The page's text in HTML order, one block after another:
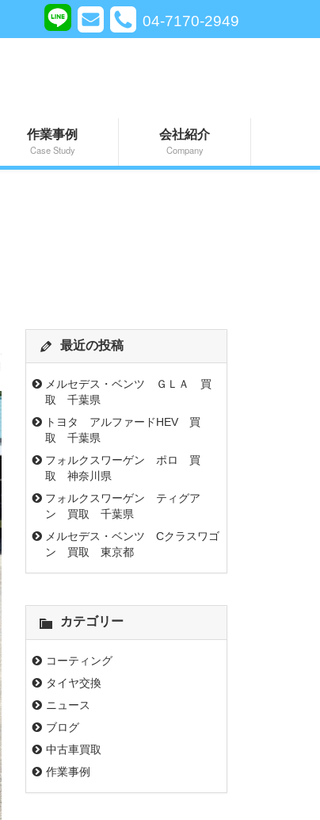
04-7170-2949
作業事例
Case Study
会社紹介
Company
最近の投稿
メルセデス・ベンツ ＧＬＡ 買
取 千葉県
トヨタ アルファードHEV 買
取 千葉県
フォルクスワーゲン ポロ 買
取 神奈川県
フォルクスワーゲン ティグア
ン 買取 千葉県
メルセデス・ベンツ Cクラスワゴ
ン 買取 東京都
カテゴリー
コーティング
タイヤ交換
ニュース
ブログ
中古車買取
作業事例